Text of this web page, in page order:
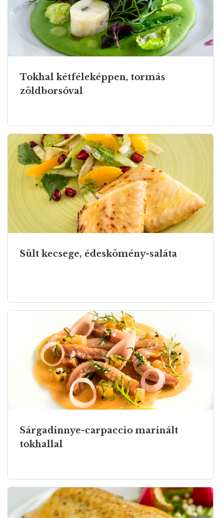
Tokhal kétféleképpen, tormás
zöldborsóval
Sült kecsege, édeskömény-saláta
Sárgadinnye-carpaccio marinált
tokhallal